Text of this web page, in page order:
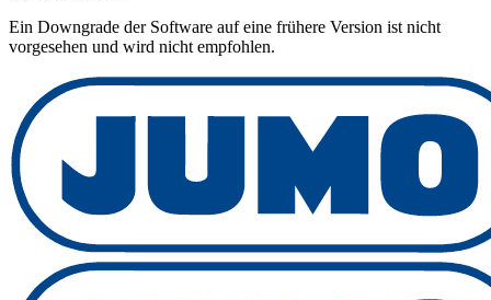
Ein Downgrade der Software auf eine frühere Version ist nicht
vorgesehen und wird nicht empfohlen.